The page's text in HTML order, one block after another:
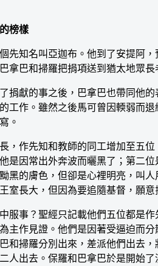
榜樣
知名叫亞迦布。他到了安提阿，
拿巴和掃羅把捐項送到猶太地眾長
獻的事之後，巴拿巴也帶同他的
工作。雖然之後馬可曾因輭弱而
。
作先知和教師的同工增加至五位
他是因常出外奔波而曬黑了；第二
黑的膚色，但卻是心裡明亮，叫
室長大，但因為要追隨基督，願
事？聖經只記載他們五位都是作
主作見證。他們是因著受逼迫而
和掃羅分別出來，差派他們出去
人出去。保羅和巴拿巴於是開始